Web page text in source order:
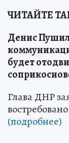
ЧИТАЙТЕ
Денис
будет
Глава ДНР
(подробнее)